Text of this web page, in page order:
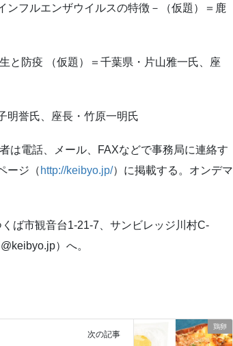
フルエンザウイルスの特徴－（仮題）＝鹿
と防疫 （仮題）＝千葉県・片山雅一氏、座
明誉氏、座長・竹原一明氏
は電話、メール、FAXなどで事務局に連絡す
ージ（ http://keibyo.jp/）に掲載する。オンデマ
ば市観音台1-21-7、サンビレッジ川村C-
）へ。
鶏卵
次の記事